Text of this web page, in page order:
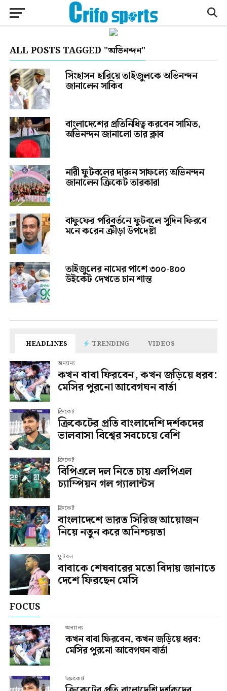
ALL POSTS TAGGED "অভিনন্দন"
সিংহাসন হারিয়ে তাইজুলকে অভিনন্দন
জানালেন সাকিব
বাংলাদেশের প্রতিনিধিত্ব করবেন সামিত,
অভিনন্দন জানালো তার ক্লাব
নারী ফুটবলের দারুন সাফল্যে অভিনন্দন
জানালেন ক্রিকেট তারকারা
বাফুফের পরিবর্তনে ফুটবলে সুদিন ফিরবে
মনে করেন ক্রীড়া উপদেষ্টা
তাইজুলের নামের পাশে ৩০০-৪০০
উইকেট দেখতে চান শান্ত
HEADLINES TRENDING VIDEOS
অন্যান্য
কখন বাবা ফিরবেন, কখন জড়িয়ে ধরব:
মেসির পুরনো আবেগঘন বার্তা
ক্রিকেট
ক্রিকেটের প্রতি বাংলাদেশি দর্শকদের
ভালবাসা বিশ্বের সবচেয়ে বেশি
ক্রিকেট
বিপিএলে দল নিতে চায় এলপিএল
চ্যাম্পিয়ন গল গ্যালান্টস
ক্রিকেট
বাংলাদেশে ভারত সিরিজ আয়োজন
নিয়ে নতুন করে অনিশ্চয়তা
ফুটবল
বাবাকে শেষবারের মতো বিদায় জানাতে
দেশে ফিরছেন মেসি
FOCUS
অন্যান্য
কখন বাবা ফিরবেন, কখন জড়িয়ে ধরব:
মেসির পুরনো আবেগঘন বার্তা
ক্রিকেট